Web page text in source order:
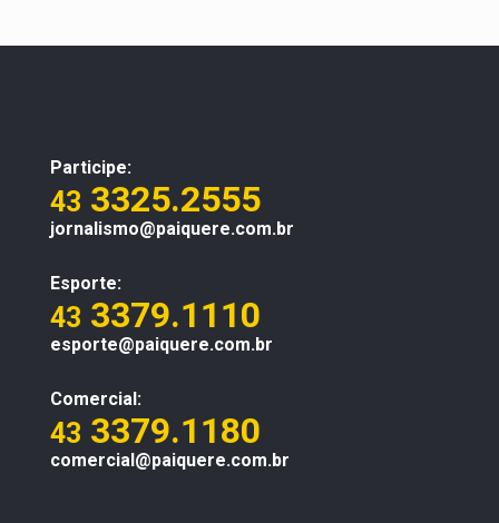
Participe:
43 3325.2555
jornalismo@paiquere.com.br
Esporte:
43 3379.1110
esporte@paiquere.com.br
Comercial:
43 3379.1180
comercial@paiquere.com.br